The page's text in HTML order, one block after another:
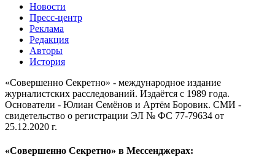
Новости
Пресс-центр
Реклама
Редакция
Авторы
История
«Совершенно Секретно» - международное издание
журналистских расследований. Издаётся с 1989 года.
Основатели - Юлиан Семёнов и Артём Боровик. CМИ -
свидетельство о регистрации ЭЛ № ФС 77-79634 от
25.12.2020 г.
«Совершенно Секретно» в Мессенджерах: